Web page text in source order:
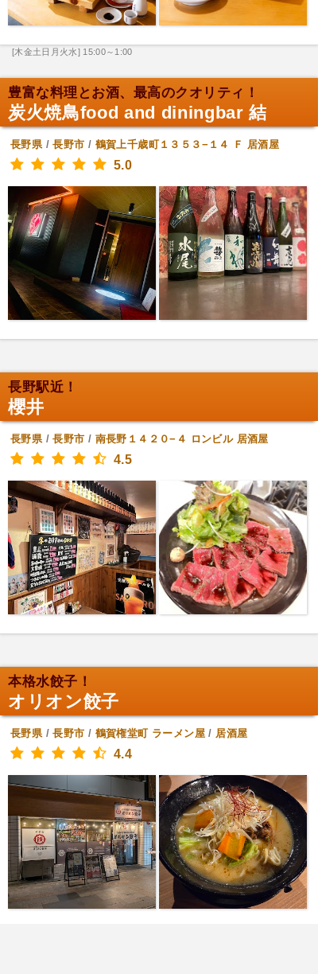
[木金土日月火水] 15:00～1:00
豊富な料理とお酒、最高のクオリティ！
炭火焼鳥food and diningbar 結
長野県/長野市 / 鶴賀上千歳町１３５３−１４ Ｆ 居酒屋
5.0
長野駅近！
櫻井
長野県/長野市 / 南長野１４２０−４ ロンビル 居酒屋
4.5
本格水餃子！
オリオン餃子
長野県/長野市 / 鶴賀権堂町 ラーメン屋/ 居酒屋
4.4